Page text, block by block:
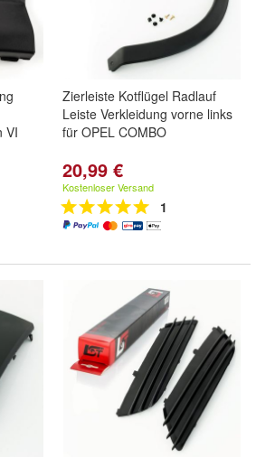
VI
Zierleiste Kotflügel Radlauf
Leiste Verkleidung vorne links
für OPEL COMBO
20,99 €
Kostenloser Versand
1